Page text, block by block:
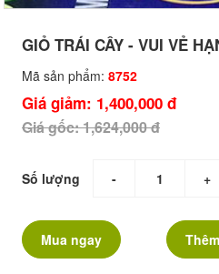
GIỎ TRÁI CÂY - VUI VẺ
Mã sản phẩm: 8752
Giá giảm: 1,400,000 đ
Giá gốc: 1,624,000 đ
Số lượng - +
Mua ngay